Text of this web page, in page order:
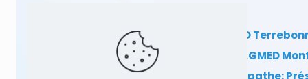
Clinique TAGMED
Clinique TAGMED
Dr Sylvain Desforges, ostéopathe: